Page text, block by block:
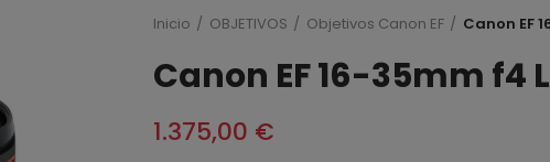
Inicio OBJETIVOS Objetivos Canon EF Canon EF
Canon EF 16-35mm f4 L
1.375,00 €